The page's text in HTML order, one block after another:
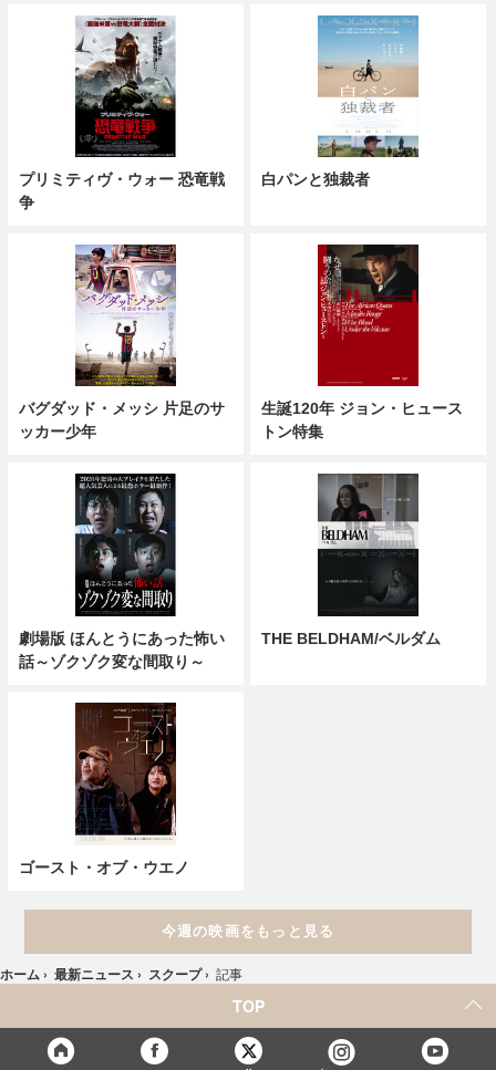
プリミティヴ・ウォー 恐竜戦
争
白パンと独裁者
バグダッド・メッシ 片足のサ
ッカー少年
生誕120年 ジョン・ヒュース
トン特集
劇場版 ほんとうにあった怖い
話～ゾクゾク変な間取り～
THE BELDHAM/ベルダム
ゴースト・オブ・ウエノ
今週の映画をもっと見る
ホーム › 最新ニュース › スクープ › 記事
TOP